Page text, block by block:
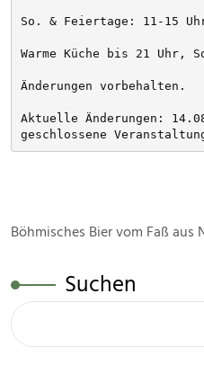
So. & Feiertage: 11-15
Warme Küche bis 21 Uhr,
Änderungen vorbehalten.
Aktuelle Änderungen:
geschlossene
Böhmisches Bier vom Faß aus
Suchen